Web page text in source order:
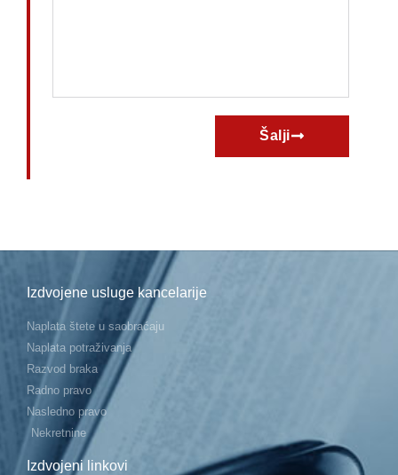
Šalji
Izdvojene usluge kancelarije
Naplata štete u saobraćaju
Naplata potraživanja
Razvod braka
Radno pravo
Nasledno pravo
Nekretnine
Izdvojeni linkovi